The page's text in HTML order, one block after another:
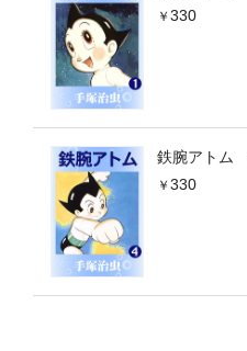
330
鉄腕アトム
330